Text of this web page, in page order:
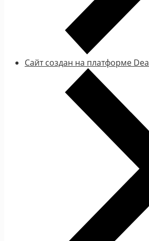
Сайт создан на платформе